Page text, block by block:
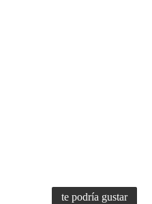
te podría gustar